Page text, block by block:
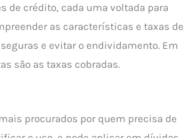
de crédito, cada uma voltada para
as características e taxas de
e evitar o endividamento. Em
são as taxas cobradas.
procurados por quem precisa de